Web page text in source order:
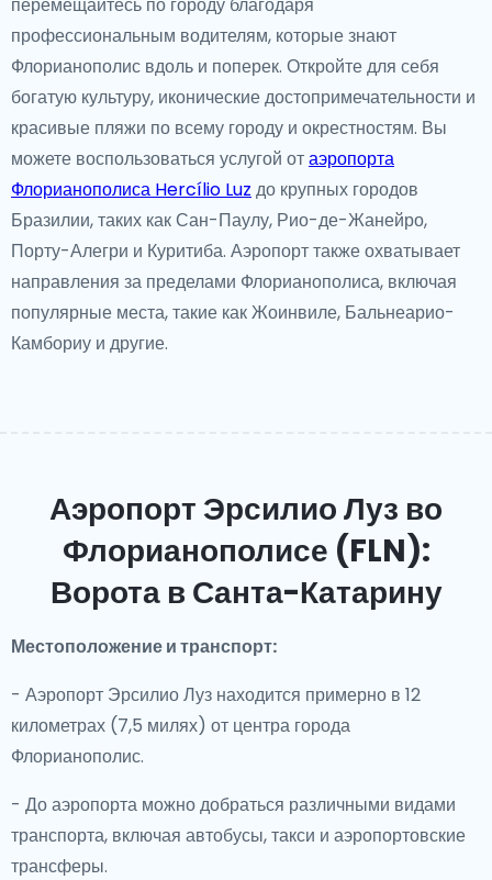
профессиональным водителям, которые знают
Флорианополис вдоль и поперек. Откройте для себя
богатую культуру, иконические достопримечательности и
красивые пляжи по всему городу и окрестностям. Вы
можете воспользоваться услугой отаэропорта
Флорианополиса Hercílio Luz до крупных городов
Бразилии, таких как Сан-Паулу, Рио-де-Жанейро,
Порту-Алегри и Куритиба. Аэропорт также охватывает
направления за пределами Флорианополиса, включая
популярные места, такие как Жоинвиле, Бальнеарио-
Камбориу и другие.
Аэропорт Эрсилио Луз во
Флорианополисе (FLN):
Ворота в Санта-Катарину
Местоположение и транспорт:
- Аэропорт Эрсилио Луз находится примерно в 12
километрах (7,5 милях) от центра города
Флорианополис.
- До аэропорта можно добраться различными видами
транспорта, включая автобусы, такси и аэропортовские
трансферы.